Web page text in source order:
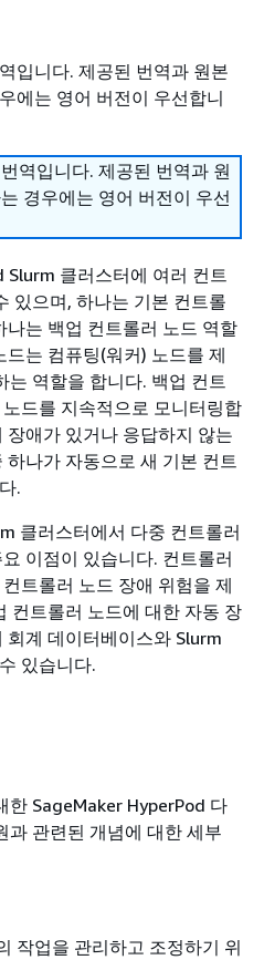
입니다. 제공된 번역과 원본
에는 영어 버전이 우선합니
역입니다. 제공된 번역과 원
경우에는 영어 버전이 우선
Slurm 클러스터에 여러 컨트
있으며, 하나는 기본 컨트롤
는 백업 컨트롤러 노드 역할
는 컴퓨팅(워커) 노드를 제
는 역할을 합니다. 백업 컨트
드를 지속적으로 모니터링합
애가 있거나 응답하지 않는
나가 자동으로 새 기본 컨트
.
클러스터에서 다중 컨트롤러
이점이 있습니다. 컨트롤러
트롤러 노드 장애 위험을 제
컨트롤러 노드에 대한 자동 장
계 데이터베이스와 Slurm
있습니다.
한 SageMaker HyperPod 다
과 관련된 개념에 대한 세부
작업을 관리하고 조정하기 위